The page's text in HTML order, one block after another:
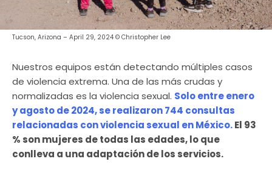
Tucson, Arizona – April 29, 2024 © Christopher Lee
Nuestros equipos están detectando múltiples casos
de violencia extrema. Una de las más crudas y
normalizadas es la violencia sexual. Solo entre enero
y agosto de 2024, se realizaron 744 consultas
relacionadas con violencia sexual en México.El 93
% son mujeres de todas las edades, lo que
conlleva a una adaptación de los servicios.